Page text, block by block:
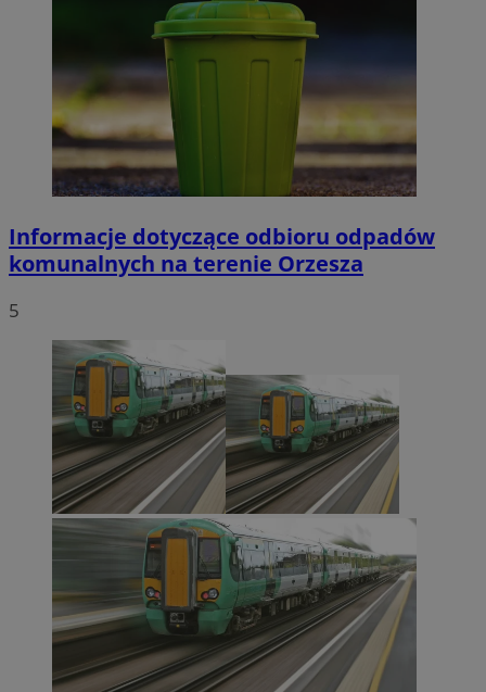
Informacje dotyczące odbioru odpadów
komunalnych na terenie Orzesza
5